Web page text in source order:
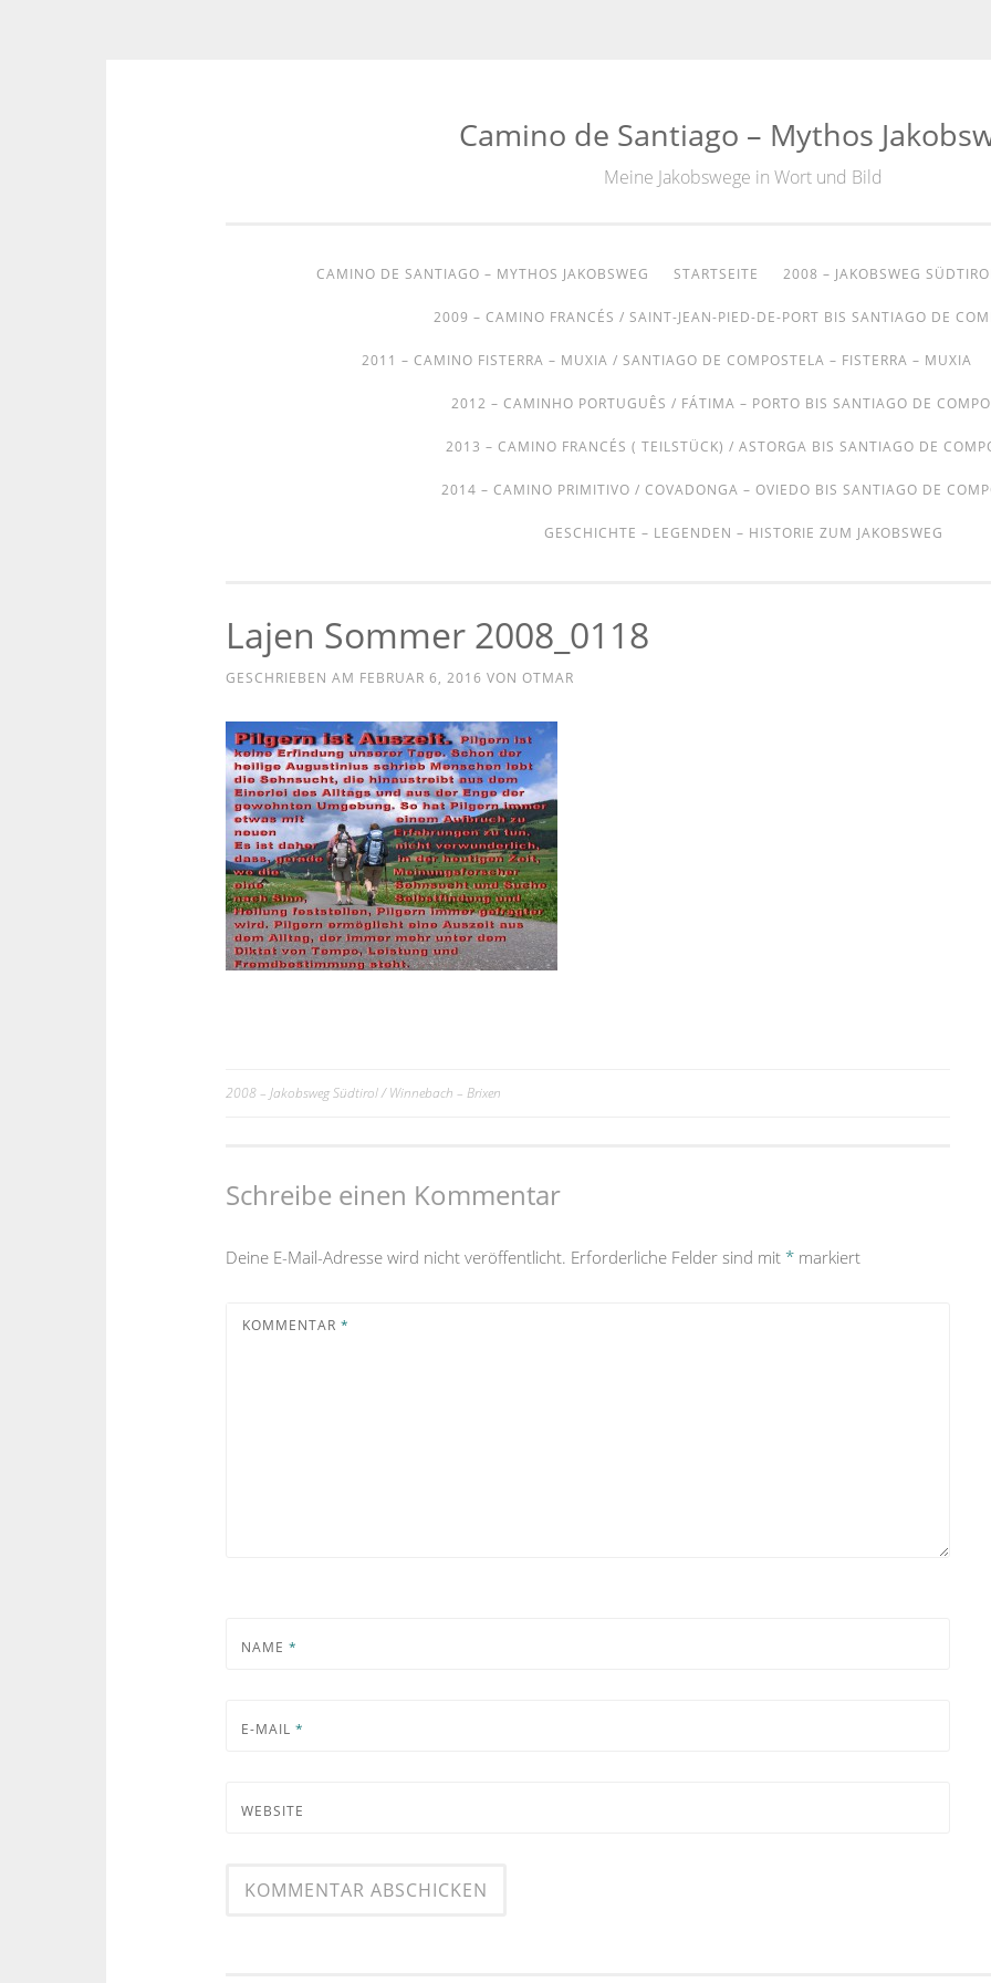
Camino de Santiago – Mythos
Meine Jakobswege in Wort und Bild
CAMINO DE SANTIAGO – MYTHOS JAKOBSWEG STARTSEITE 2008 – JAKOBSWEG
2009 – CAMINO FRANCÉS / SAINT-JEAN-PIED-DE-PORT BIS SANTIAGO DE
2011 – CAMINO FISTERRA – MUXIA / SANTIAGO DE COMPOSTELA – FISTERRA – MUXIA
2012 – CAMINHO PORTUGUÊS / FÁTIMA – PORTO BIS SANTIAGO DE
2013 – CAMINO FRANCÉS ( TEILSTÜCK) / ASTORGA BIS SANTIAGO DE
2014 – CAMINO PRIMITIVO / COVADONGA – OVIEDO BIS SANTIAGO DE
GESCHICHTE – LEGENDEN – HISTORIE ZUM JAKOBSWEG
Lajen Sommer 2008_0118
GESCHRIEBEN AM FEBRUAR 6, 2016 VON OTMAR
Beitrags-
2008 – Jakobsweg Südtirol / Winnebach – Brixen
Schreibe einen Kommentar
Deine E-Mail-Adresse wird nicht veröffentlicht. Erforderliche Felder sind mit *markiert
KOMMENTAR *
NAME *
E-MAIL *
WEBSITE